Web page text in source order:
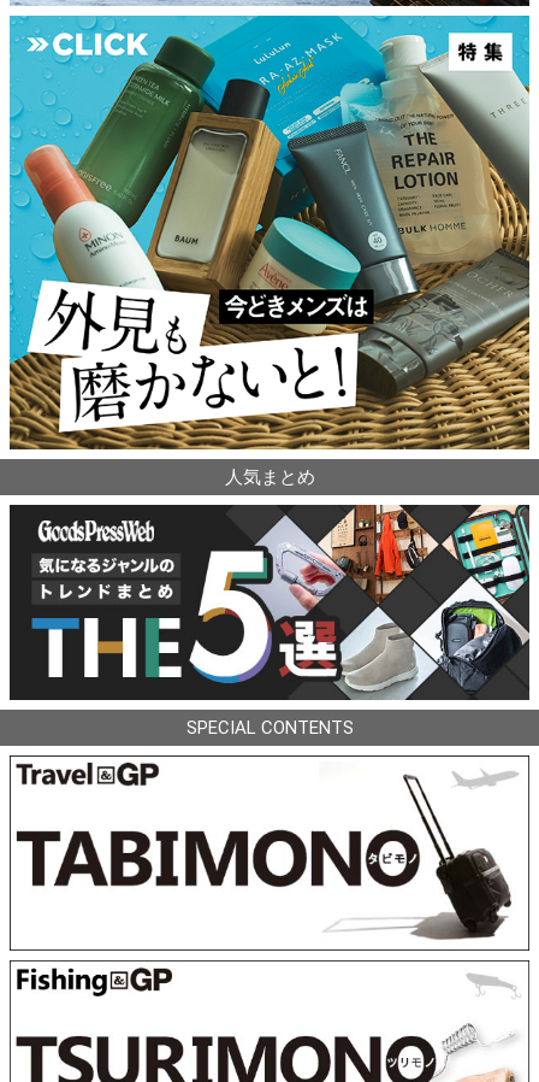
人気まとめ
SPECIAL CONTENTS